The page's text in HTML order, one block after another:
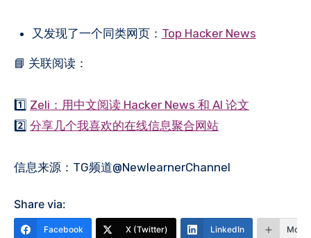
又发现了一个同类网页： Top Hacker News
📘 关联阅读：
1️⃣ Zeli：用中文阅读 Hacker News 和 AI 论文
2️⃣ 分享几个我喜欢的在线信息聚合网站
信息来源：TG频道@NewlearnerChannel
Share via:
Facebook X (Twitter) LinkedIn More